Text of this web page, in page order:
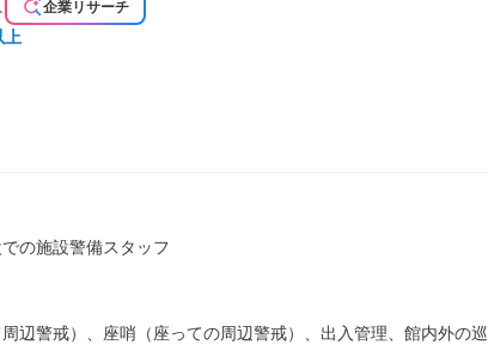
企業リサーチ
上
の施設警備スタッフ
辺警戒）、座哨（座っての周辺警戒）、出入管理、館内外の巡